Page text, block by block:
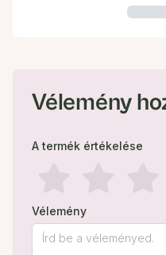
Vélemény
A termék értékelése
Vélemény